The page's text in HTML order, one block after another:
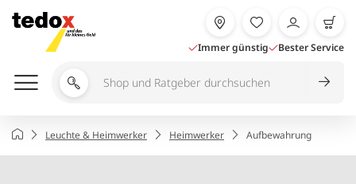
Inhalt
springen
Immer günstig Bester Service
Shop
durchsuchen
StartseiteLeuchte & Heimwerker Heimwerker Aufbewahrung